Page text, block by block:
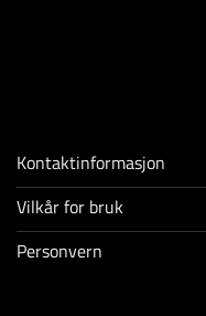
Kontaktinformasjon
Vilkår for bruk
Personvern